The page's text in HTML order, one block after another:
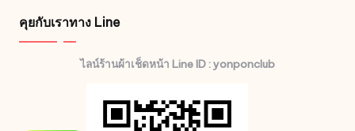
คุยกับเราทาง Line
ไลน์ร้านผ้าเช็ดหน้า Line ID : yonponclub